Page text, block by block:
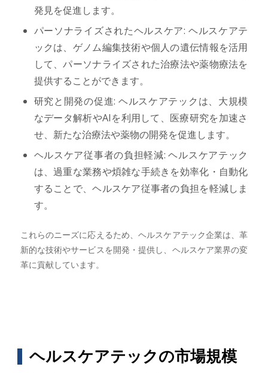
発見を促進します。
パーソナライズされたヘルスケア: ヘルスケアテ
ックは、ゲノム編集技術や個人の遺伝情報を活用
して、パーソナライズされた治療法や薬物療法を
提供することができます。
研究と開発の促進: ヘルスケアテックは、大規模
なデータ解析やAIを利用して、医療研究を加速さ
せ、新たな治療法や薬物の開発を促進します。
ヘルスケア従事者の負担軽減: ヘルスケアテック
は、過重な業務や煩雑な手続きを効率化・自動化
することで、ヘルスケア従事者の負担を軽減しま
す。
これらのニーズに応えるため、ヘルスケアテック企業は、革
新的な技術やサービスを開発・提供し、ヘルスケア業界の変
革に貢献しています。
ヘルスケアテックの市場規模